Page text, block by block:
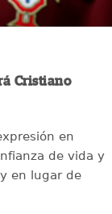
Cristiano
en
de vida y
en lugar de